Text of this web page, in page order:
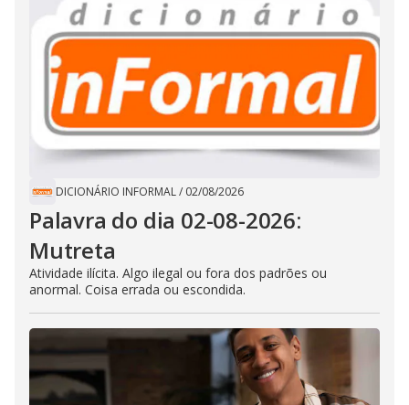
DICIONÁRIO INFORMAL/ 02/08/2026
Palavra do dia 02-08-2026:
Mutreta
Atividade ilícita. Algo ilegal ou fora dos padrões ou
anormal. Coisa errada ou escondida.